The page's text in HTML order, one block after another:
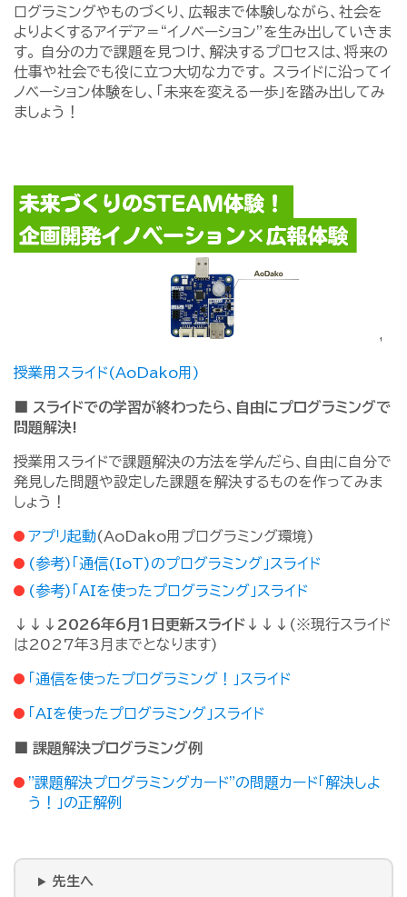
ログラミングやものづくり、広報まで体験しながら、社会を
よりよくするアイデア＝“イノベーション”を生み出していきま
す。 自分の力で課題を見つけ、解決するプロセスは、将来の
仕事や社会でも役に立つ大切な力です。 スライドに沿ってイ
ノベーション体験をし、「未来を変える一歩」を踏み出してみ
ましょう！
授業用スライド(AoDako用)
■ スライドでの学習が終わったら、自由にプログラミングで
問題解決!
授業用スライドで課題解決の方法を学んだら、自由に自分で
発見した問題や設定した課題を解決するものを作ってみま
しょう！
アプリ起動(AoDako用プログラミング環境)
(参考)「通信(IoT)のプログラミング」スライド
(参考)「AIを使ったプログラミング」スライド
↓↓↓2026年6月1日更新スライド↓↓↓ (※現行スライド
は2027年3月までとなります)
「通信を使ったプログラミング！」スライド
「AIを使ったプログラミング」スライド
■ 課題解決プログラミング例
"課題解決プログラミングカード"の問題カード「解決しよ
う！」の正解例
先生へ